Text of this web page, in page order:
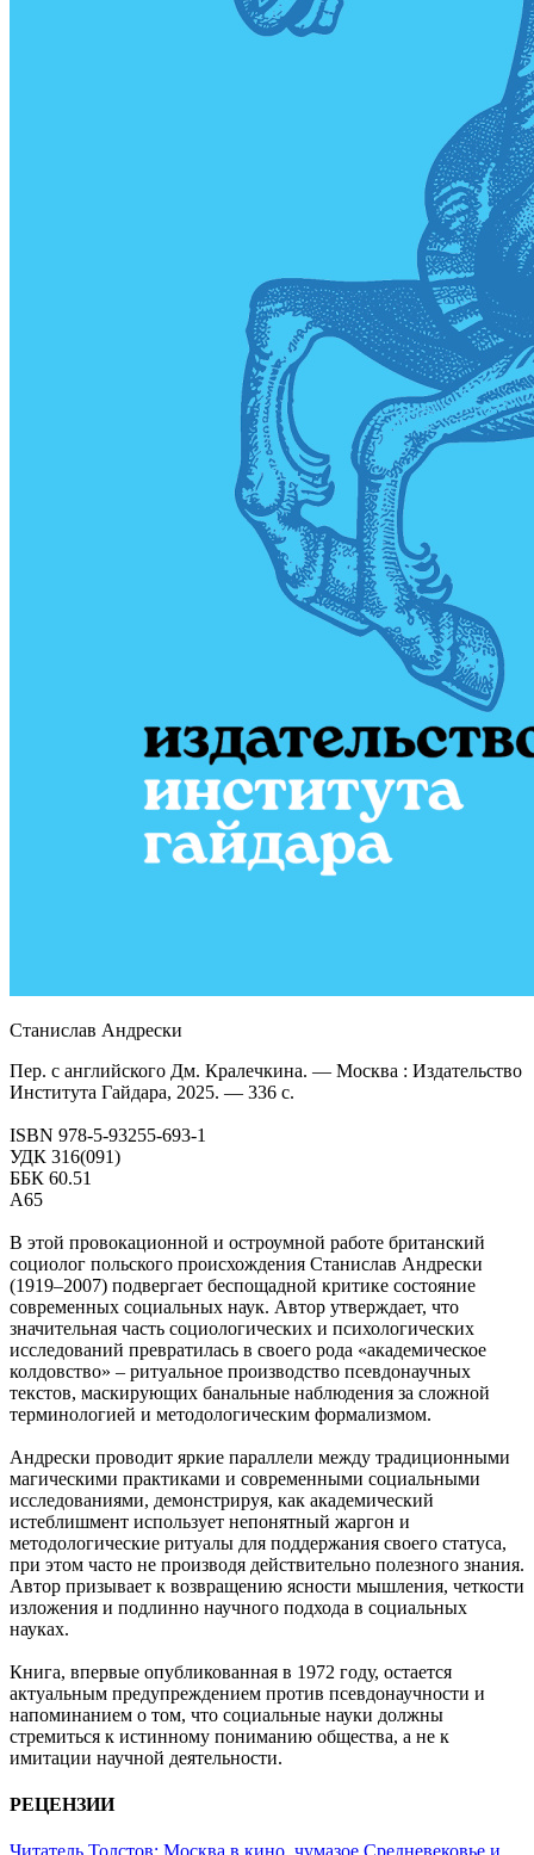
Станислав Андрески
Пер. с английского Дм. Кралечкина. — Москва : Издательство
Института Гайдара, 2025. — 336 с.
ISBN 978-5-93255-693-1
УДК 316(091)
ББК 60.51
A65
В этой провокационной и остроумной работе британский
социолог польского происхождения Станислав Андрески
(1919–2007) подвергает беспощадной критике состояние
современных социальных наук. Автор утверждает, что
значительная часть социологических и психологических
исследований превратилась в своего рода «академическое
колдовство» – ритуальное производство псевдонаучных
текстов, маскирующих банальные наблюдения за сложной
терминологией и методологическим формализмом.
Андрески проводит яркие параллели между традиционными
магическими практиками и современными социальными
исследованиями, демонстрируя, как академический
истеблишмент использует непонятный жаргон и
методологические ритуалы для поддержания своего статуса,
при этом часто не производя действительно полезного знания.
Автор призывает к возвращению ясности мышления, четкости
изложения и подлинно научного подхода в социальных
науках.
Книга, впервые опубликованная в 1972 году, остается
актуальным предупреждением против псевдонаучности и
напоминанием о том, что социальные науки должны
стремиться к истинному пониманию общества, а не к
имитации научной деятельности.
РЕЦЕНЗИИ